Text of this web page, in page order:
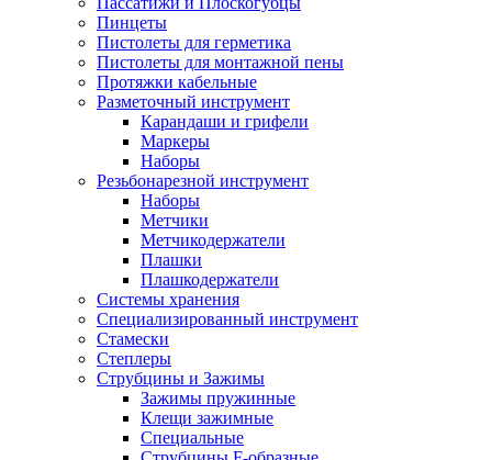
Пинцеты
Пистолеты для герметика
Пистолеты для монтажной пены
Протяжки кабельные
Разметочный инструмент
Карандаши и грифели
Маркеры
Наборы
Резьбонарезной инструмент
Наборы
Метчики
Метчикодержатели
Плашки
Плашкодержатели
Системы хранения
Специализированный инструмент
Стамески
Степлеры
Струбцины и Зажимы
Зажимы пружинные
Клещи зажимные
Специальные